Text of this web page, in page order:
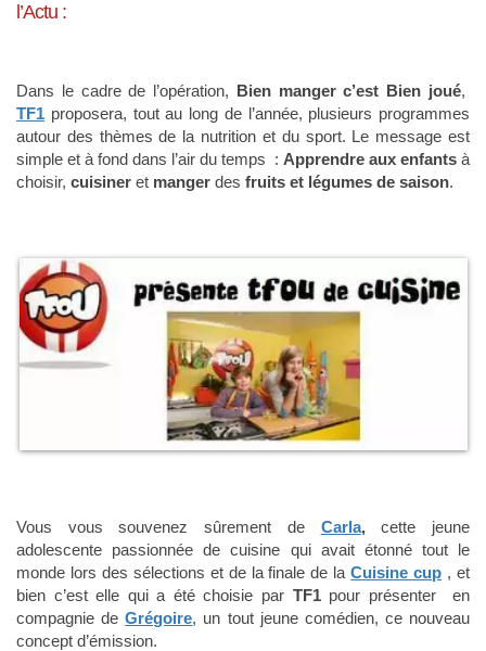
l’Actu :
Dans le cadre de l’opération, Bien manger c’est Bien joué,
TF1 proposera, tout au long de l’année, plusieurs programmes
autour des thèmes de la nutrition et du sport. Le message est
simple et à fond dans l’air du temps : Apprendre aux enfants à
choisir, cuisiner et manger des fruits et légumes de saison.
Vous vous souvenez sûrement de Carla,cette jeune
adolescente passionnée de cuisine qui avait étonné tout le
monde lors des sélections et de la finale de laCuisine cup , et
bien c’est elle qui a été choisie par TF1 pour présenter en
compagnie deGrégoire, un tout jeune comédien, ce nouveau
concept d’émission.